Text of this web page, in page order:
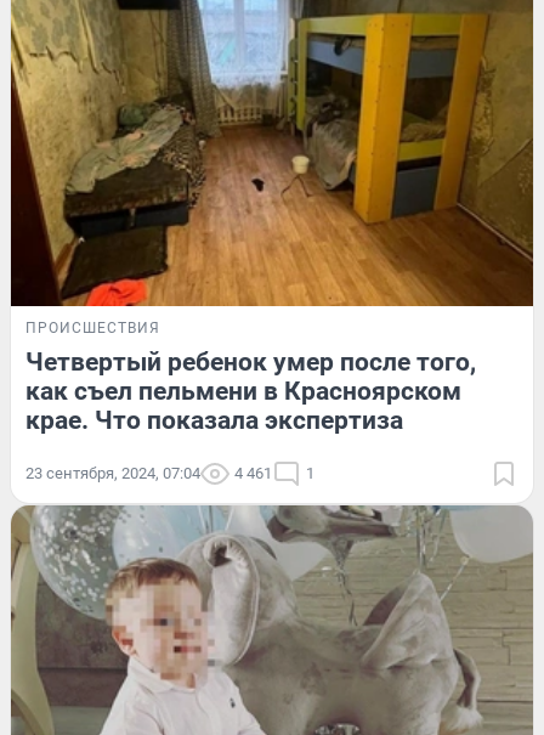
ПРОИСШЕСТВИЯ
Четвертый ребенок умер после того,
как съел пельмени в Красноярском
крае. Что показала экспертиза
23 сентября, 2024, 07:04 4 461 1